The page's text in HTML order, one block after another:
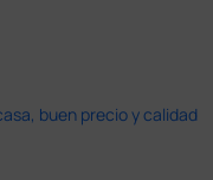
buen precio y calidad